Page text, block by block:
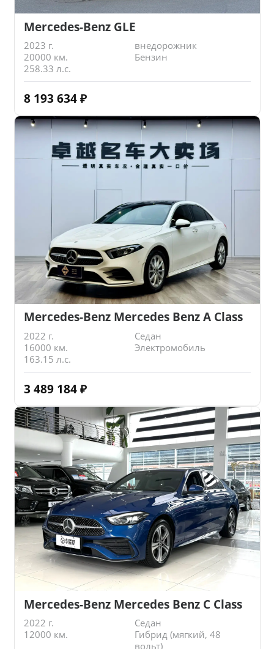
Mercedes-Benz GLE
2023 г.
внедорожник
20000 км.
Бензин
258.33 л.с.
8 193 634 ₽
Mercedes-Benz Mercedes Benz A Class
2022 г.
Седан
16000 км.
Электромобиль
163.15 л.с.
3 489 184 ₽
Mercedes-Benz Mercedes Benz C Class
2022 г.
Седан
12000 км.
Гибрид (мягкий, 48
вольт)